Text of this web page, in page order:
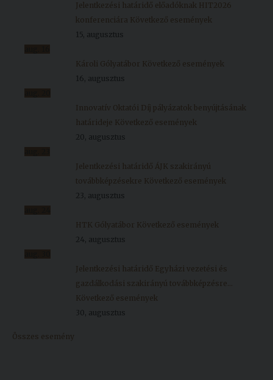
Jelentkezési határidő előadóknak HIT2026
konferenciára Következő események
15, augusztus
Károli Gólyatábor Következő események
16, augusztus
Innovatív Oktatói Díj pályázatok benyújtásának
határideje Következő események
20, augusztus
Jelentkezési határidő ÁJK szakirányú
továbbképzésekre Következő események
23, augusztus
HTK Gólyatábor Következő események
24, augusztus
Jelentkezési határidő Egyházi vezetési és
gazdálkodási szakirányú továbbképzésre...
Következő események
30, augusztus
Összes esemény